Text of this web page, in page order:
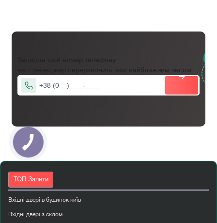
монтажу та експлуатації. Двері з однією стулкою
Матеріали для одностулкових дверей
Двері одностулкового типу для міжкімнатного
варіант під ваш стиль.:
Масив дерева
довговічний матеріал.
МДФ — бюджетний варіант з високою стійкістю
до деформацій.
Цільне скло
використовується у сучасних стилях.
наш менеджер передзвонить вам найближчим часом
ТОП Запити
Вхідні двері в будинок київ
Вхідні двері з склом